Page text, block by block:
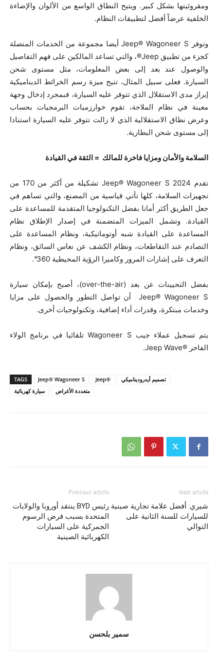
ومقروئيتها بشكل كبير. ويتيح النطاق الواسع من الألوان والإضاءة
الخلفية عرضاً أفضل لتطبيقات النظام.
وتوفر Jeep® Wagoneer S أيضا مجموعة من الخدمات المتصلة
كجزء من تطبيق Jeep®، والتي تساعد المالكين على فهم التفاصيل
والوصول عند بعد إلى بعض المعلومات، مثل مستوى شحن
السيارة. فعلى سبيل المثال، تتيح ميزة رسم الخرائط الديناميكية
إبراز مدى الاستقلال الذي تتوفر عليه السيارة، فبمجرد إدخال وجهة
معينة في نظام الملاحة، تقوم خوارزميات البرمجيات بحساب
وعرض نطاق الاستقلالية الذي لا زالت تتوفر عليه السيارة استنادا
إلى مستوى شحن البطارية.
السلامة والأمان ومزايا فاخرة للمالك = الثقة في القيادة
تقدم Jeep® Wagoneer S 2024 تشكيلة من أكثر من 170 من
تجهيزات السلامة، كلها تأتي قياسية من المصنع، والتي تساهم في
جعل الطريق أكثر أمانا بفضل التكنولوجيا المتقدمة للمساعدة على
القيادة. وتشمل الميزات المتضمنة في إصدار الإطلاق نظام
المساعدة على القيادة شبه أوتوماتيكية، ونظام المساعدة على
التصادم عند التقاطعات، ونظام الكشف عن نعاس السائق، ونظام
التعرف على إشارات المرور وكاميرا الرؤية المحيطية 360°.
بفضل التحيينات عن بعد (over-the-air)، أصبح بإمكان سيارة
Jeep® Wagoneer S أن تواصل التطور والحصول على مزايا
وخدمات مبتكرة، وقدرات أداء إضافية، وتكنولوجيات أخرى.
يتم تسجيل عملاء جيب Wagoneer S تلقائيا في برنامج الولاء
الفاخر ®Jeep Wave.
TAGS Jeep® Wagoneer S ®Jeep
تصميم أيدروديناميكي
سيارة كهربائية
متعددة الأغراض
Previous article
رئيس BYD ينتقد أوروبا والولايات
المتحدة بسبب فرض الرسوم
الجمركية على السيارات
الكهربائية الصينية
Next article
شيري: أفضل علامة تجارية صينية
للسيارات للسنة الثانية على
التوالي
سمير بلحسن